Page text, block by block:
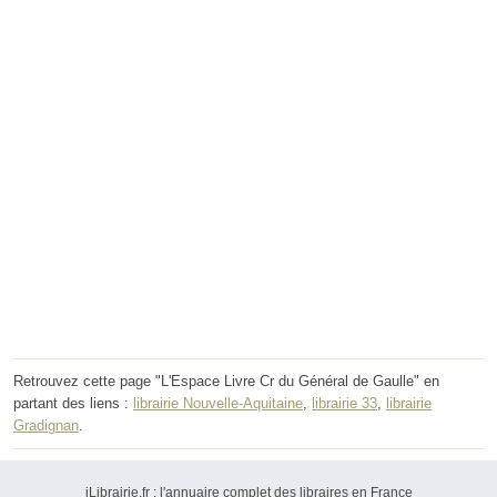
Retrouvez cette page "L'Espace Livre Cr du Général de Gaulle" en
partant des liens : librairie Nouvelle-Aquitaine librairie 33 librairie
Gradignan
iLibrairie.fr : l'annuaire complet des libraires en France